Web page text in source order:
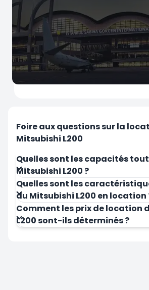
Louer Maintenant
Foire aux questions sur la
Mitsubishi L200
Quelles sont les capacités
Mitsubishi L200 ?
Quelles sont les
du Mitsubishi L200 en location
Comment les prix de location
L200 sont-ils déterminés ?